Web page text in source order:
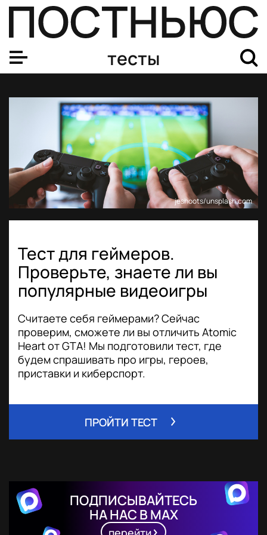
тесты
jeshoots/unsplash.com
Тест для геймеров.
Проверьте, знаете ли вы
популярные видеоигры
Считаете себя геймерами? Сейчас
проверим, сможете ли вы отличить Atomic
Heart от GTA! Мы подготовили тест, где
будем спрашивать про игры, героев,
приставки и киберспорт.
ПРОЙТИ ТЕСТ
ПОДПИСЫВАЙТЕСЬ
НА НАС В MAX